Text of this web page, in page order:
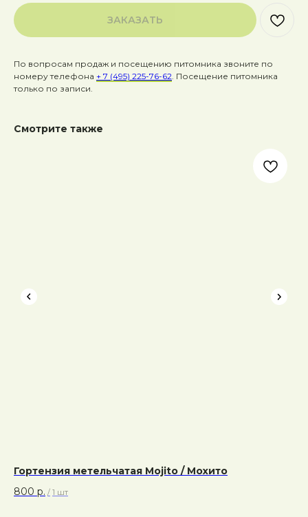
ЗАКАЗАТЬ
По вопросам продаж и посещению питомника звоните по
номеру телефона + 7 (495) 225-76-62. Посещение питомника
только по записи.
Смотрите также
Гортензия метельчатая Mojito / Мохито
800 р. / 1 шт